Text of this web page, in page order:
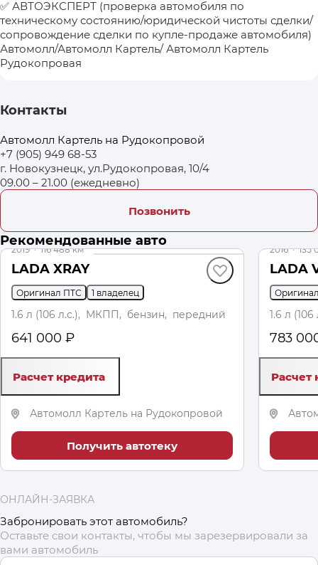
✅ АВТОЭКСПЕРТ (проверка автомобиля по
техническому состоянию/юридической чистоты сделки/
сопровождение сделки по купле-продаже автомобиля)
Автомолл/Автомолл Картель/ Автомолл Картель
Рудокопровая
Контакты
Автомолл Картель на Рудокопровой
+7 (905) 949 68-53
г. Новокузнецк, ул.Рудокопровая, 10/4
09.00 – 21.00 (ежедневно)
Позвонить
Рекомендованные авто
2019·116 488 км
LADA XRAY
Оригинал ПТС 1 владелец
1.6 л (106 л.с.), МКПП, бензин, передний
641 000 ₽
Расчет кредита
Автомолл Картель на Рудокопровой
Получить автотеку
2016·135
LADA
1.6 л
783
Расчет
ОНЛАЙН-ЗАЯВКА
Забронировать этот автомобиль?
Оставьте свои контакты, чтобы мы зарезервировали за
вами автомобиль